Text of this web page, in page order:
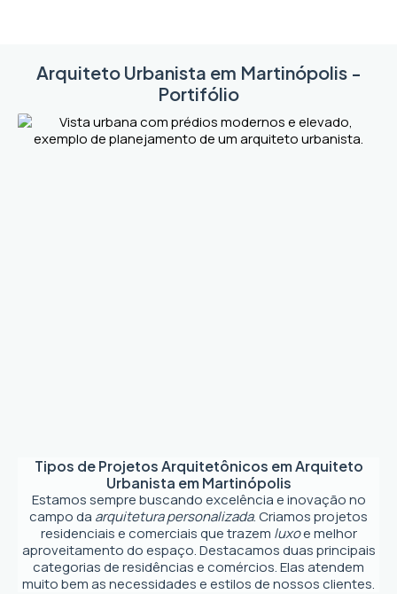
Arquiteto Urbanista em Martinópolis -
Portifólio
Tipos de Projetos Arquitetônicos emArquiteto
Urbanista em Martinópolis
Estamos sempre buscando excelência e inovação no
campo da arquitetura personalizada. Criamos projetos
residenciais e comerciais que trazem luxoe melhor
aproveitamento do espaço. Destacamos duas principais
categorias de residências e comércios. Elas atendem
muito bem as necessidades e estilos de nossos clientes.